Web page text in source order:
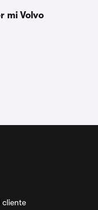
mi Volvo
cliente